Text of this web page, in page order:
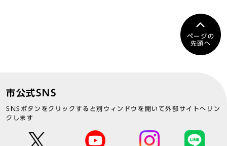
ページの
先頭へ
市公式SNS
SNSボタンをクリックすると別ウィンドウを開いて外部サイトへリン
クします